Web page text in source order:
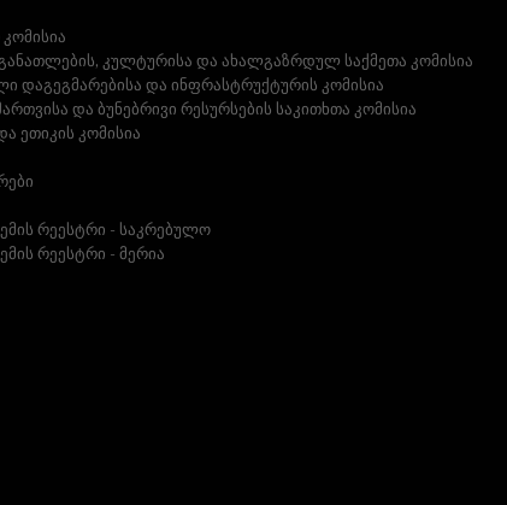
კულტურისა და ახალგაზრდულ საქმეთა კომისია
დაგეგმარებისა და ინფრასტრუქტურის კომისია
და ბუნებრივი რესურსების საკითხთა კომისია
ეთიკის კომისია
რეესტრი - საკრებულო
რეესტრი - მერია